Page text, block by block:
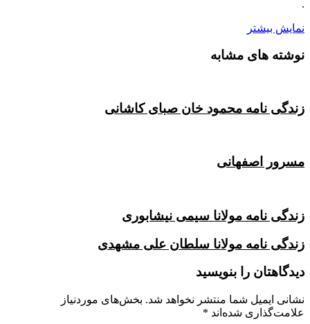
.
نمایش بیشتر
نوشته های مشابه
زندگی نامه محمود خان صبای کاشانی
مسرور اصفهانی
زندگی نامه مولانا سیمی نیشابوری
زندگی نامه مولانا سلطان علی مشهدی
دیدگاهتان را بنویسید
نشانی ایمیل شما منتشر نخواهد شد. بخش‌های موردنیاز
علامت‌گذاری شده‌اند *